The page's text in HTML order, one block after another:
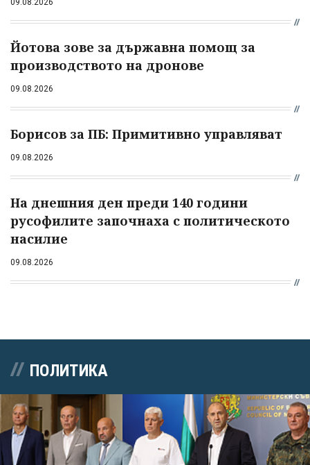
Йотова зове за държавна помощ за
производството на дронове
09.08.2026
Борисов за ПБ: Примитивно управляват
09.08.2026
На днешния ден преди 140 години
русофилите започнаха с политическото
насилие
09.08.2026
ПОЛИТИКА